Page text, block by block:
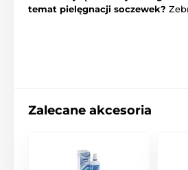
temat pielęgnacji soczewek?
Zalecane akcesoria